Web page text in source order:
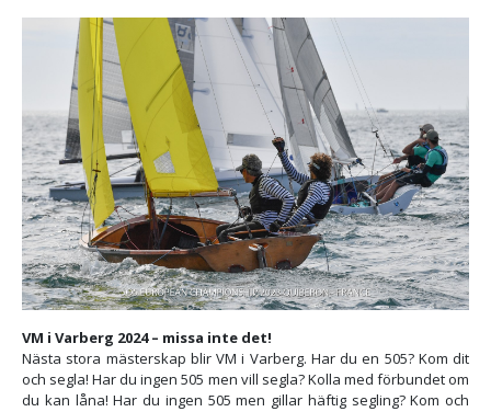
VM i Varberg 2024 – missa inte det!
Nästa stora mästerskap blir VM i Varberg. Har du en 505? Kom dit
och segla! Har du ingen 505 men vill segla? Kolla med förbundet om
du kan låna! Har du ingen 505 men gillar häftig segling? Kom och